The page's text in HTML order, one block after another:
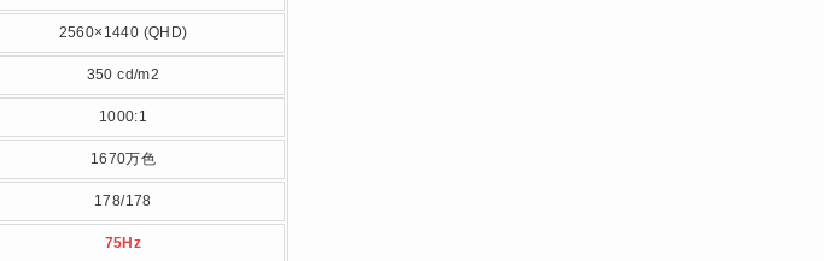
2560×1440 (QHD)
350 cd/m2
1000:1
1670万色
178/178
75Hz